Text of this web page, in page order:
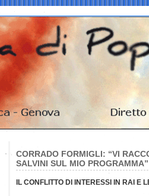
CORRADO FORMIGLI: “VI
SALVINI SUL MIO PROGRAMMA”
IL CONFLITTO DI INTERESSI IN RAI E